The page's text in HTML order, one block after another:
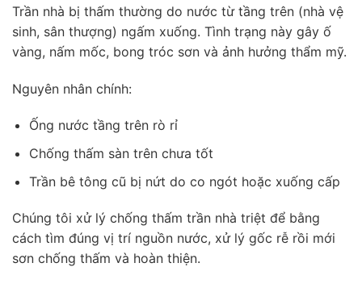
Trần nhà bị thấm thường do nước từ tầng trên (nhà vệ
sinh, sân thượng) ngấm xuống. Tình trạng này gây ố
vàng, nấm mốc, bong tróc sơn và ảnh hưởng thẩm mỹ.
Nguyên nhân chính:
Ống nước tầng trên rò rỉ
Chống thấm sàn trên chưa tốt
Trần bê tông cũ bị nứt do co ngót hoặc xuống cấp
Chúng tôi xử lý chống thấm trần nhà triệt để bằng
cách tìm đúng vị trí nguồn nước, xử lý gốc rễ rồi mới
sơn chống thấm và hoàn thiện.